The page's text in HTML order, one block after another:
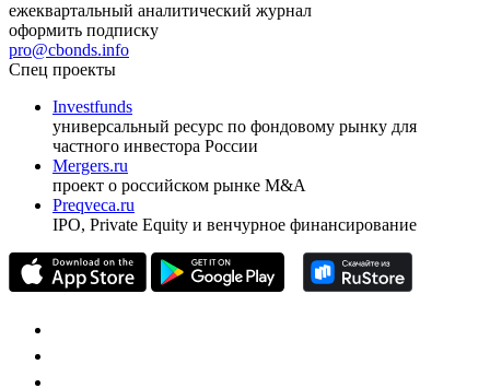
ежеквартальный аналитический журнал
оформить подписку
pro@cbonds.info
Спец проекты
Investfunds
универсальный ресурс по фондовому рынку для
частного инвестора России
Mergers.ru
проект о российском рынке M&A
Preqveca.ru
IPO, Private Equity и венчурное финансирование